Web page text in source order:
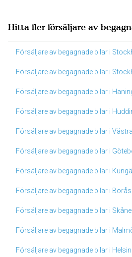
Hitta fler försäljare av
Försäljare av begagnade bilar i
Försäljare av begagnade bilar i
Försäljare av begagnade bilar i
Försäljare av begagnade bilar i
Försäljare av begagnade bilar i
Försäljare av begagnade bilar i
Försäljare av begagnade bilar i
Försäljare av begagnade bilar i Borås
Försäljare av begagnade bilar i Skåne
Försäljare av begagnade bilar i
Försäljare av begagnade bilar i